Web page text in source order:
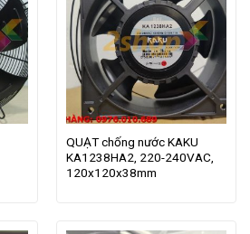
QUẠT chống nước KAKU
KA1238HA2, 220-240VAC,
120x120x38mm